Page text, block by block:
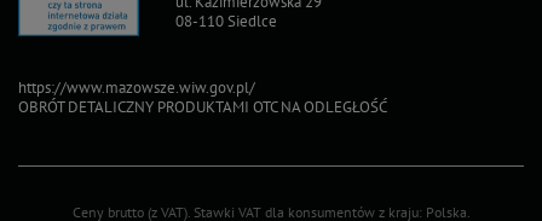
08-110 Siedlce
https://www.mazowsze.wiw.gov.pl/
OBRÓT DETALICZNY PRODUKTAMI OTC NA ODLEGŁOŚĆ
Ceny brutto (z VAT). Stawki VAT dla konsumentów z kraju: Polska